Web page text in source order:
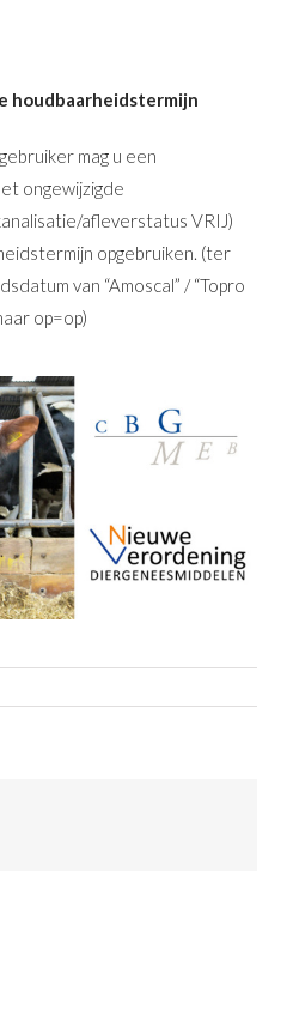
houdbaarheidstermijn
mag u een
ongewijzigde
afleverstatus VRIJ)
opgebruiken. (ter
van “Amoscal” / “Topro
op=op)